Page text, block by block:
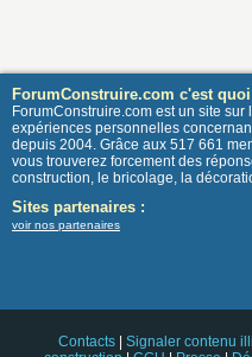
ForumConstruire.com c'est
ForumConstruire.com est un site
expériences personnelles
depuis 2004. Grâce aux 517 661
vous trouverez forcement des
construction, le bricolage, la
Sites partenaires :
voir nos partenaires
Contacts Signaler contenu